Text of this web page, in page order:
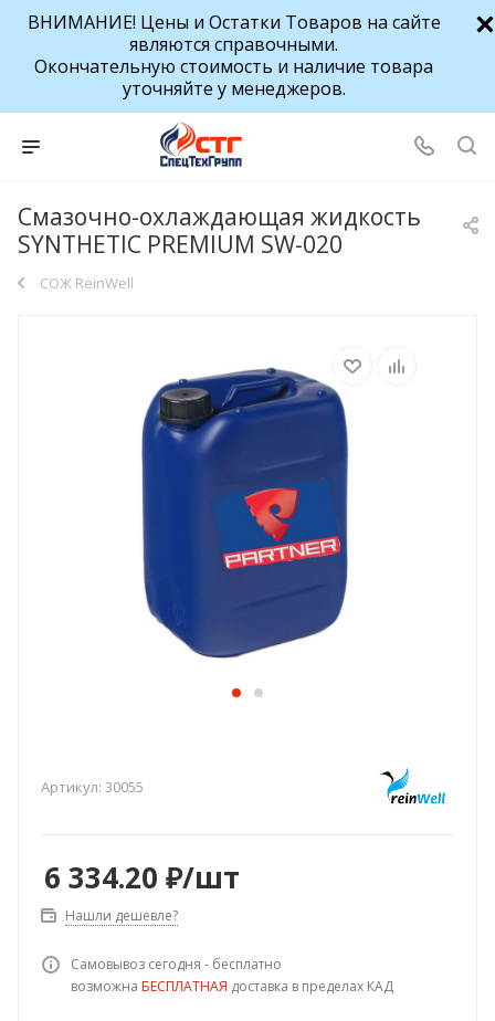
ВНИМАНИЕ! Цены и Остатки Товаров на сайте
являются справочными.
Окончательную стоимость и наличие товара
уточняйте у менеджеров.
Смазочно-охлаждающая жидкость
SYNTHETIC PREMIUM SW-020
СОЖ ReinWell
Артикул: 30055
6 334.20 ₽/шт
Нашли дешевле?
Самовывоз сегодня - бесплатно
возможна БЕСПЛАТНАЯ доставка в пределах КАД